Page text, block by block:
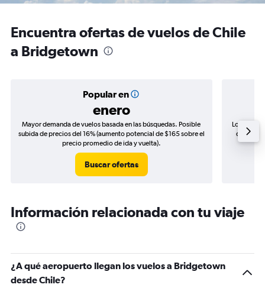
Encuentra ofertas de vuelos de Chile
a Bridgetown
Popular en
enero
Mayor demanda de vuelos basada en las búsquedas. Posible
subida de precios del 16% (aumento potencial de $165 sobre el
precio promedio de ida y vuelta).
Buscar ofertas
Los
de
Información relacionada con tu viaje
¿A qué aeropuerto llegan los vuelos a Bridgetown
desde Chile?